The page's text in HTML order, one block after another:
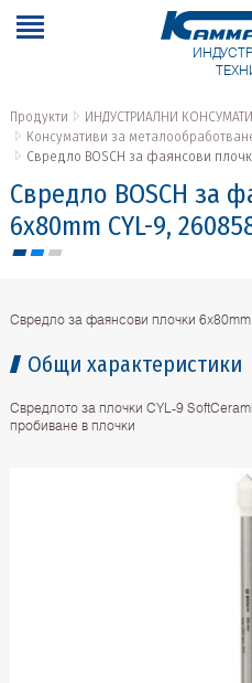
Продукти
ИНДУСТРИАЛНИ
Консумативи за
Свредло BOSCH за фаянсови
Свредло BOSCH за
6x80mm CYL-9,
Свредло за фаянсови плочки
Общи характеристики
Свредлото за плочки CYL-9
пробиване в плочки